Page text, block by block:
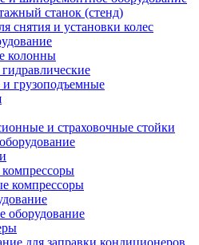
станок (стенд)
снятия и установки колес
колонны
и грузоподъемные
и страховочные стойки
компрессоры
оборудование
для заправки кондиционеров